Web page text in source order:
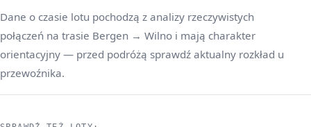
Dane o czasie lotu pochodzą z analizy rzeczywistych
połączeń na trasie Bergen → Wilno i mają charakter
orientacyjny — przed podróżą sprawdź aktualny rozkład u
przewoźnika.